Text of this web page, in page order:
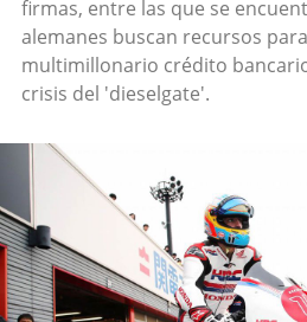
firmas, entre las que se
alemanes buscan recursos
multimillonario crédito
crisis del 'dieselgate'.